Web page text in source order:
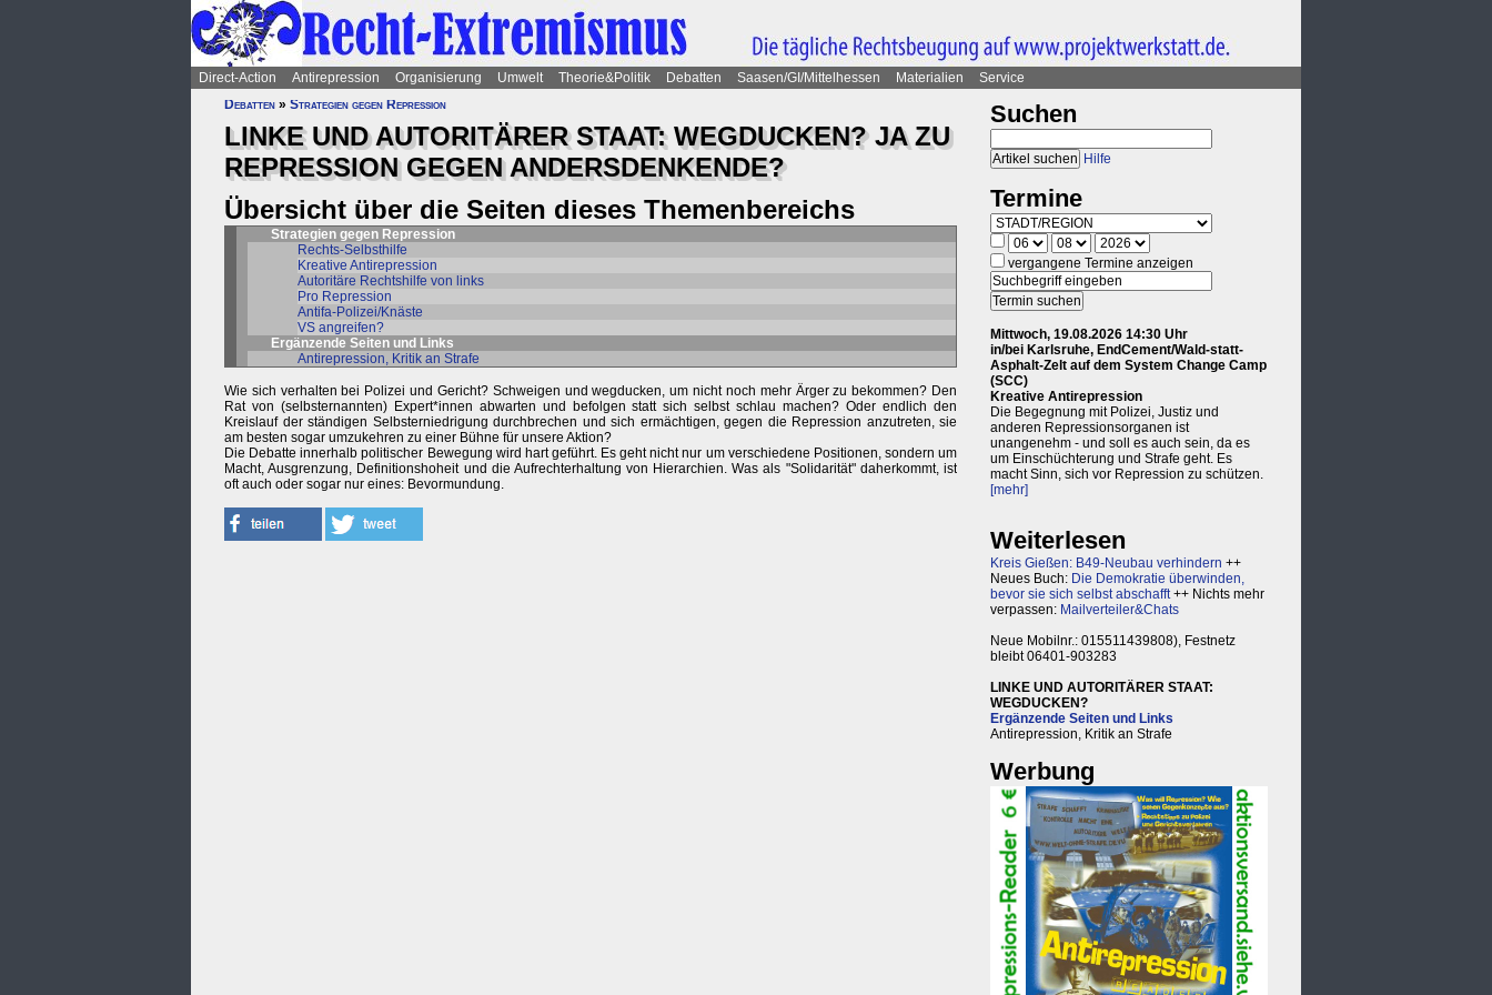
Direct-Action Antirepression Organisierung Umwelt Theorie&Politik Debatten Saasen/GI/Mittelhessen Materialien
Service
Debatten » Strategien gegen Repression
LINKE UND AUTORITÄRER STAAT: WEGDUCKEN? JA ZU
REPRESSION GEGEN ANDERSDENKENDE?
Übersicht über die Seiten dieses Themenbereichs
Strategien gegen Repression
Rechts-Selbsthilfe
Kreative Antirepression
Autoritäre Rechtshilfe von links
Pro Repression
Antifa-Polizei/Knäste
VS angreifen?
Ergänzende Seiten und Links
Antirepression, Kritik an Strafe
Wie sich verhalten bei Polizei und Gericht? Schweigen und wegducken, um nicht noch mehr Ärger zu bekommen? Den
Rat von (selbsternannten) Expert*innen abwarten und befolgen statt sich selbst schlau machen? Oder endlich den
Kreislauf der ständigen Selbsterniedrigung durchbrechen und sich ermächtigen, gegen die Repression anzutreten, sie
am besten sogar umzukehren zu einer Bühne für unsere Aktion?
Die Debatte innerhalb politischer Bewegung wird hart geführt. Es geht nicht nur um verschiedene Positionen, sondern um
Macht, Ausgrenzung, Definitionshoheit und die Aufrechterhaltung von Hierarchien. Was als "Solidarität" daherkommt, ist
oft auch oder sogar nur eines: Bevormundung.
Suchen
Hilfe
Termine
vergangene Termine anzeigen
Mittwoch, 19.08.2026 14:30 Uhr
in/bei Karlsruhe, EndCement/Wald-statt-
Asphalt-Zelt auf dem System Change Camp
(SCC)
Kreative Antirepression
Die Begegnung mit Polizei, Justiz und
anderen Repressionsorganen ist
unangenehm - und soll es auch sein, da es
um Einschüchterung und Strafe geht. Es
macht Sinn, sich vor Repression zu schützen.
[mehr]
Weiterlesen
Kreis Gießen: B49-Neubau verhindern ++
Neues Buch: Die Demokratie überwinden,
bevor sie sich selbst abschafft++ Nichts mehr
verpassen: Mailverteiler&Chats
Neue Mobilnr.: 015511439808), Festnetz
bleibt 06401-903283
LINKE UND AUTORITÄRER STAAT:
WEGDUCKEN?
Ergänzende Seiten und Links
Antirepression, Kritik an Strafe
Werbung